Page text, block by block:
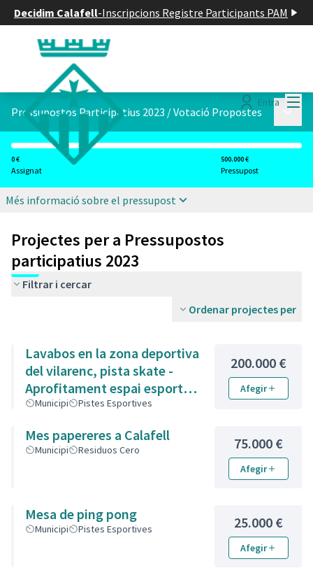
Decidim Calafell-Inscripcions Registre Participants PAM
Entra
Pressupostos Participatius 2023 /Votació Propostes
0 €
Assignat
500.000 €
Pressupost
Més informació sobre el pressupost
Projectes per a Pressupostos
participatius 2023
Filtrar i cercar
Ordenar projectes per
Lavabos en la zona deportiva
del vilarenc, pista skate -
Aprofitament espai esportiu
Parc Vilarenc
Municipi Pistes Esportives
200.000 €
Afegir
Mes papereres a Calafell
Municipi Residuos Cero 75.000 €
Afegir
Mesa de ping pong
Municipi Pistes Esportives 25.000 €
Afegir